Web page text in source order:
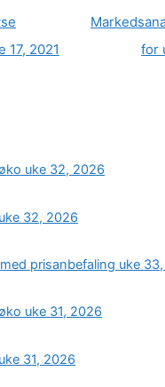
17, 2021
for
uke 32, 2026
32, 2026
prisanbefaling uke
uke 31, 2026
31, 2026